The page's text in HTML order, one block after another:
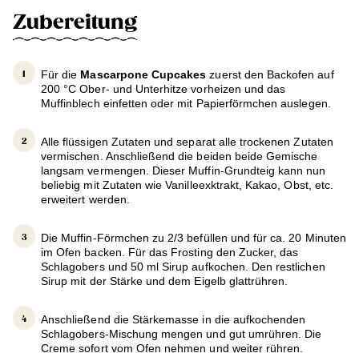
Zubereitung
Für die Mascarpone Cupcakes zuerst den Backofen auf
200 °C Ober- und Unterhitze vorheizen und das
Muffinblech einfetten oder mit Papierförmchen auslegen.
Alle flüssigen Zutaten und separat alle trockenen Zutaten
vermischen. Anschließend die beiden beide Gemische
langsam vermengen. Dieser Muffin-Grundteig kann nun
beliebig mit Zutaten wie Vanilleexktrakt, Kakao, Obst, etc.
erweitert werden.
Die Muffin-Förmchen zu 2/3 befüllen und für ca. 20 Minuten
im Ofen backen. Für das Frosting den Zucker, das
Schlagobers und 50 ml Sirup aufkochen. Den restlichen
Sirup mit der Stärke und dem Eigelb glattrühren.
Anschließend die Stärkemasse in die aufkochenden
Schlagobers-Mischung mengen und gut umrühren. Die
Creme sofort vom Ofen nehmen und weiter rühren.